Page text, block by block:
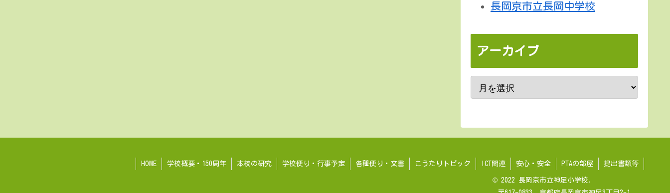
長岡京市立長岡中学校
アーカイブ
HOME 学校概要・150周年 本校の研究 学校便り・行事予定 各種便り・文書 こうたりトピック ICT関連 安心・安全 PTAの部屋 提出書類等
© 2022 長岡京市立神足小学校.